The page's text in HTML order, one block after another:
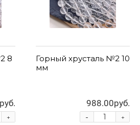
8
+
Горный хрусталь №2 10
мм
988.00руб.
+
-